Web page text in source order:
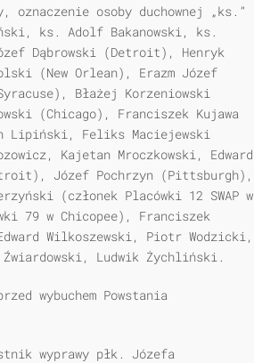
oznaczenie osoby duchownej „ks.”
ks. Adolf Bakanowski, ks.
Dąbrowski (Detroit), Henryk
(New Orlean), Erazm Józef
Błażej Korzeniowski
(Chicago), Franciszek Kujawa
Lipiński, Feliks Maciejewski
Kajetan Mroczkowski, Edward
Józef Pochrzyn (Pittsburgh),
(członek Placówki 12 SWAP w
79 w Chicopee), Franciszek
Wilkoszewski, Piotr Wodzicki,
Ludwik Żychliński.
wybuchem Powstania
wyprawy płk. Józefa